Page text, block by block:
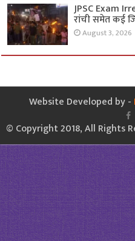
JPSC Exam
रांची समेत कई
August 3, 2026
Website Developed by -
© Copyright 2018, All Rights